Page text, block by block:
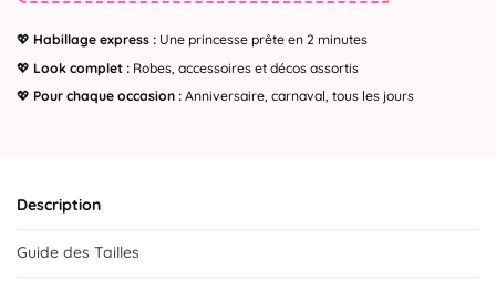
💖 Habillage express : Une princesse prête en 2 minutes
💖 Look complet : Robes, accessoires et décos assortis
💖 Pour chaque occasion : Anniversaire, carnaval, tous les jours
Description
Guide des Tailles